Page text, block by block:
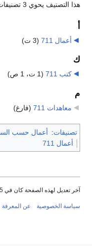
هذا التصنيف يحوي 3 تصنيفات فرعية، من إجمالي 3.
أعمال 711 (3 ت)
ك
كتب 711 (1 ت، 1 ص)
م
معاهدات 711 (فارغ)
تصنيفات: أعمال حسب
أعمال 711
آخر تعديل لهذه الصفحة كان في 14:55, 15 نوفمبر 2013.
سياسة الخصوصية عن المعرفة